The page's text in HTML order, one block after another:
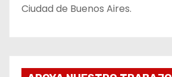
Ciudad de Buenos Aires.